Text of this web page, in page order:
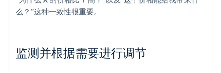
么？”这种一致性很重要。
监测并根据需要进行调节